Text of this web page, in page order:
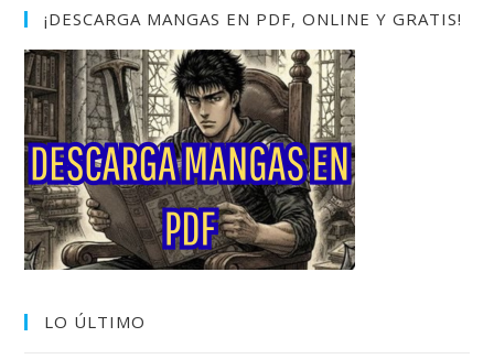
¡DESCARGA MANGAS EN PDF, ONLINE Y GRATIS!
LO ÚLTIMO